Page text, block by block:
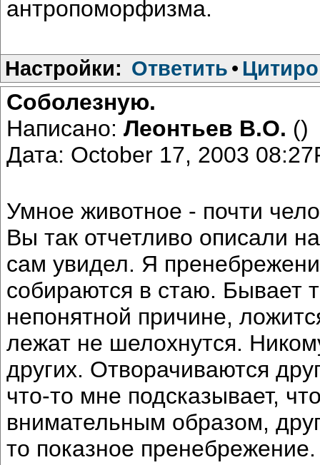
антропоморфизма.
Настройки: Ответить •
Соболезную.
Написано: Леонтьев В.О. ()
Дата: October 17, 2003
Умное животное - почти
Вы так отчетливо описали
сам увидел. Я
собираются в стаю. Бывает
непонятной причине,
лежат не шелохнутся.
других. Отворачиваются
что-то мне подсказывает,
внимательным образом,
то показное